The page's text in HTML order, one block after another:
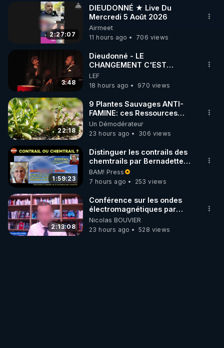
▶ 30 jours gratuit sur l’application de méditation et
de bien-être ENVOL :
Rendez-vous sur
https://www.envol.app/code
le code : REGENERE
2:27:07
DIEUDONNÉ ★ Live Du
Mercredi 5 Août 2026
Airmeet
11 hours ago
706 views
3:48
Dieudonné - LE
CHANGEMENT C'EST
MAINTENANT
LEF
18 hours ago
970 views
22:18
9 Plantes Sauvages ANTI-
FAMINE: ces Ressources
JARDIN&des Haies
Un Démodérateur
23 hours ago
306 views
1:59:23
Distinguer les contrails des
chemtrails par Bernadette
Bihin
BAM! Press
7 hours ago
253 views
2:13:08
Conférence sur les ondes
électromagnétiques par
Grégoire Caustru et Bart de
Wever !
Nicolas BOUVIER
23 hours ago
528 views